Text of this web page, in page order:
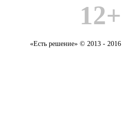
12+
«Есть решение» © 2013 - 2016